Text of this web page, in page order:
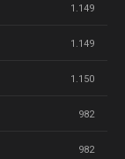
1.149
1.149
1.150
982
982